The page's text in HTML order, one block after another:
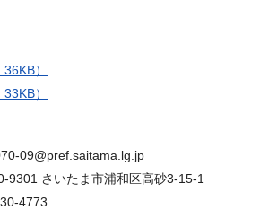
）
）
09@pref.saitama.lg.jp
9301 さいたま市浦和区高砂3-15-1
4773